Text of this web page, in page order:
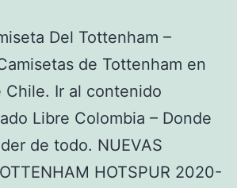
Del Tottenham –
de Tottenham en
Chile. Ir al contenido
Libre Colombia – Donde
de todo. NUEVAS
HOTSPUR 2020-